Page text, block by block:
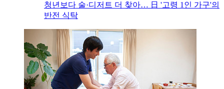
청년보다 술·디저트 더 찾아… 日 '고령 1인 가구'의
반전 식탁